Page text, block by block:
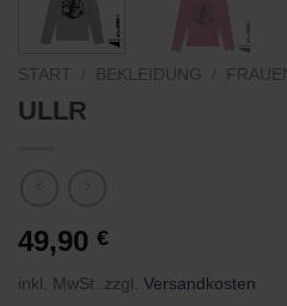
START BEKLEIDUNG
ULLR
49,90 €
inkl. MwSt. zzgl. Versandkosten